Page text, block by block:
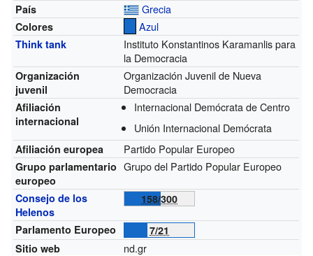
País Grecia
Colores Azul
Think tank
Instituto Konstantinos Karamanlis para
la Democracia
Organización
juvenil
Organización Juvenil de Nueva
Democracia
Afiliación
internacional
Internacional Demócrata de Centro
Unión Internacional Demócrata
Afiliación europea Partido Popular Europeo
Grupo parlamentario
europeo
Grupo del Partido Popular Europeo
Consejo de los
Helenos
158/300
Parlamento Europeo
7/21
Sitio web
nd.gr